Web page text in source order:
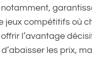
jeux compétitifs où
l’avantage
les prix,